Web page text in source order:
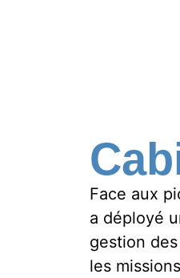
Face aux
a déployé
gestion
les